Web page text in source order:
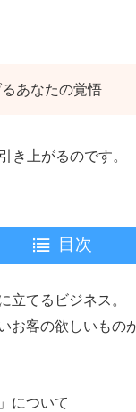
あなたの覚悟
き上がるのです。
目次
立てるビジネス。
お客の欲しいもの
について